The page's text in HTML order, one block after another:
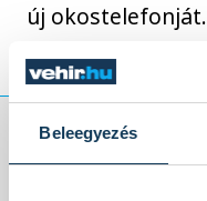
Beleegyezés
új okostelefonját.